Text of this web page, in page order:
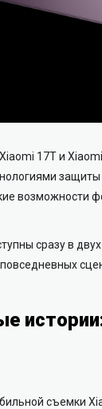
17T и
возможности
сразу в
съемки